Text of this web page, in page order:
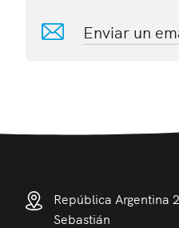
Enviar un
República Argentina
Sebastián